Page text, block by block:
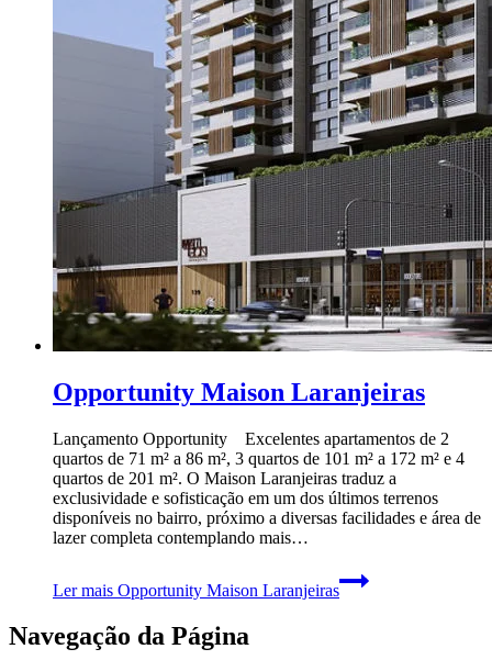
Opportunity Maison Laranjeiras
Lançamento Opportunity Excelentes apartamentos de 2
quartos de 71 m² a 86 m², 3 quartos de 101 m² a 172 m² e 4
quartos de 201 m². O Maison Laranjeiras traduz a
exclusividade e sofisticação em um dos últimos terrenos
disponíveis no bairro, próximo a diversas facilidades e área de
lazer completa contemplando mais…
Ler mais Opportunity Maison Laranjeiras
Navegação da Página